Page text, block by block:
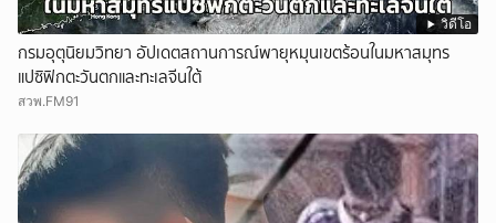
วิดีโอ
กรมอุตุนิยมวิทยา อัปเดตสถานการณ์พายุหมุนเขตร้อนในมหาสมุทร
แปซิฟิกตะวันตกและทะเลจีนใต้
สวพ.FM91